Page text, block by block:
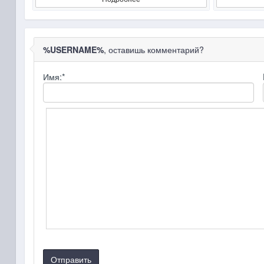
%USERNAME%, оставишь комментарий?
Имя:*
Отправить